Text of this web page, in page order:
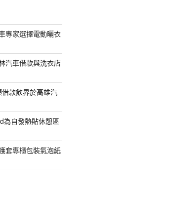
專家選擇電動曬衣
汽車借款與洗衣店
款飲界於高雄汽
為自發熱貼休憩區
套專櫃包裝氣泡紙